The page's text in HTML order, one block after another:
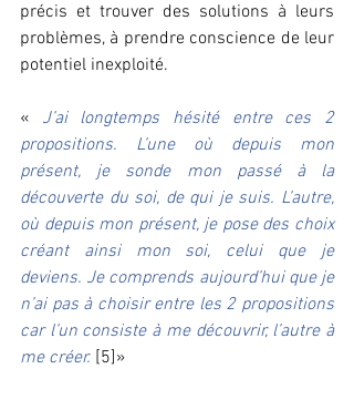
précis et trouver des solutions à leurs
problèmes, à prendre conscience de leur
potentiel inexploité.
« J’ai longtemps hésité entre ces 2
propositions. L’une où depuis mon
présent, je sonde mon passé à la
découverte du soi, de qui je suis. L’autre,
où depuis mon présent, je pose des choix
créant ainsi mon soi, celui que je
deviens. Je comprends aujourd’hui que je
n’ai pas à choisir entre les 2 propositions
car l’un consiste à me découvrir, l’autre à
me créer. [5]»